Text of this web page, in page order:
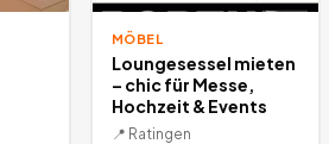
MÖBEL
Loungesessel mieten
– chic für Messe,
Hochzeit & Events
📍 Ratingen